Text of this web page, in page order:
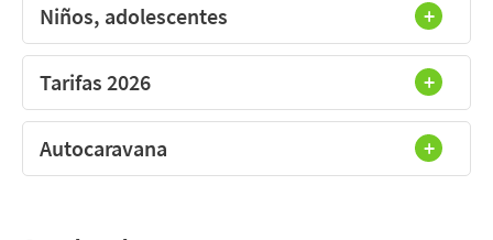
Niños, adolescentes
Tarifas 2026
Autocaravana